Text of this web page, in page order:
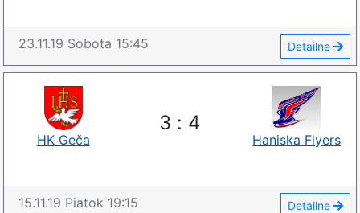
23.11.19 Sobota 15:45 Detailne
3 : 4
HK Geča Haniska Flyers
15.11.19 Piatok 19:15 Detailne